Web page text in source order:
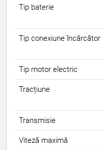
Tip baterie
Tip conexiune încărcător
Tip motor electric
Tracțiune
Transmisie
Viteză maximă